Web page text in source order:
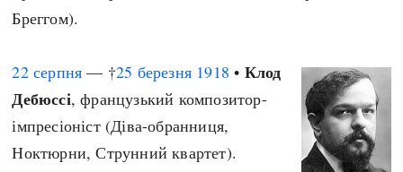
Бреггом).
22 серпня — †25 березня 1918 • Клод
Дебюссі, французький композитор-
імпресіоніст (Діва-обранниця,
Ноктюрни, Струнний квартет).